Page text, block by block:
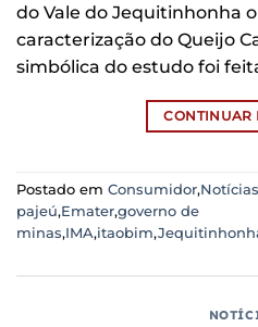
do Vale do Jequitinhonha
caracterização do Queijo
simbólica do estudo foi
CONTINUAR
Postado em Consumidor,Notícias
pajeú,Emater,governo de
minas,IMA,itaobim,